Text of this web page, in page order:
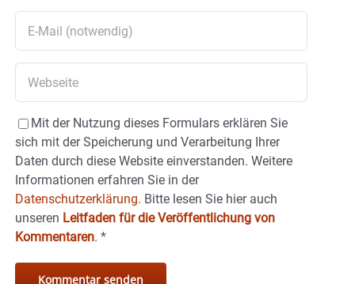
Mit der Nutzung dieses Formulars erklären Sie
sich mit der Speicherung und Verarbeitung Ihrer
Daten durch diese Website einverstanden. Weitere
Informationen erfahren Sie in der
Datenschutzerklärung. Bitte lesen Sie hier auch
unseren Leitfaden für die Veröffentlichung von
Kommentaren. *